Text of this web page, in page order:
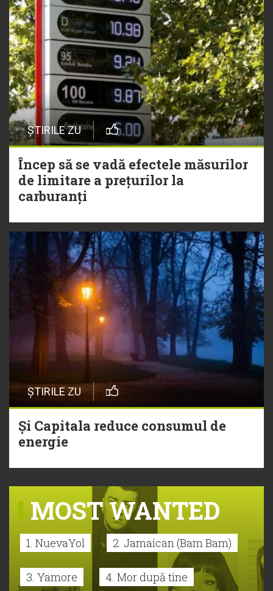
ȘTIRILE ZU
Încep să se vadă efectele măsurilor
de limitare a prețurilor la
carburanți
ȘTIRILE ZU
Și Capitala reduce consumul de
energie
MOST WANTED
1. NuevaYol 2. Jamaican (Bam Bam)
3. Yamore 4. Mor după tine